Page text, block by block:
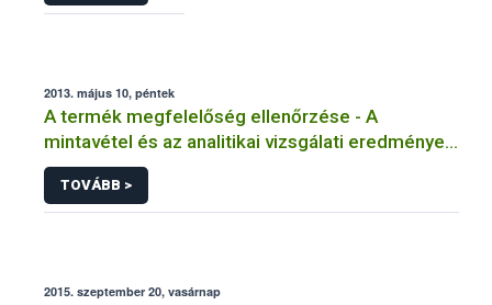
2013. május 10, péntek
A termék megfelelőség ellenőrzése - A
mintavétel és az analitikai vizsgálati eredmények
megbízhatósága
TOVÁBB >
2015. szeptember 20, vasárnap